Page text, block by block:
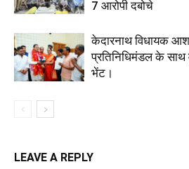
7 आरोपी दबोचे
केदारनाथ विधायक
प्रतिनिधिमंडल के साथ
भेंट।
LEAVE A REPLY